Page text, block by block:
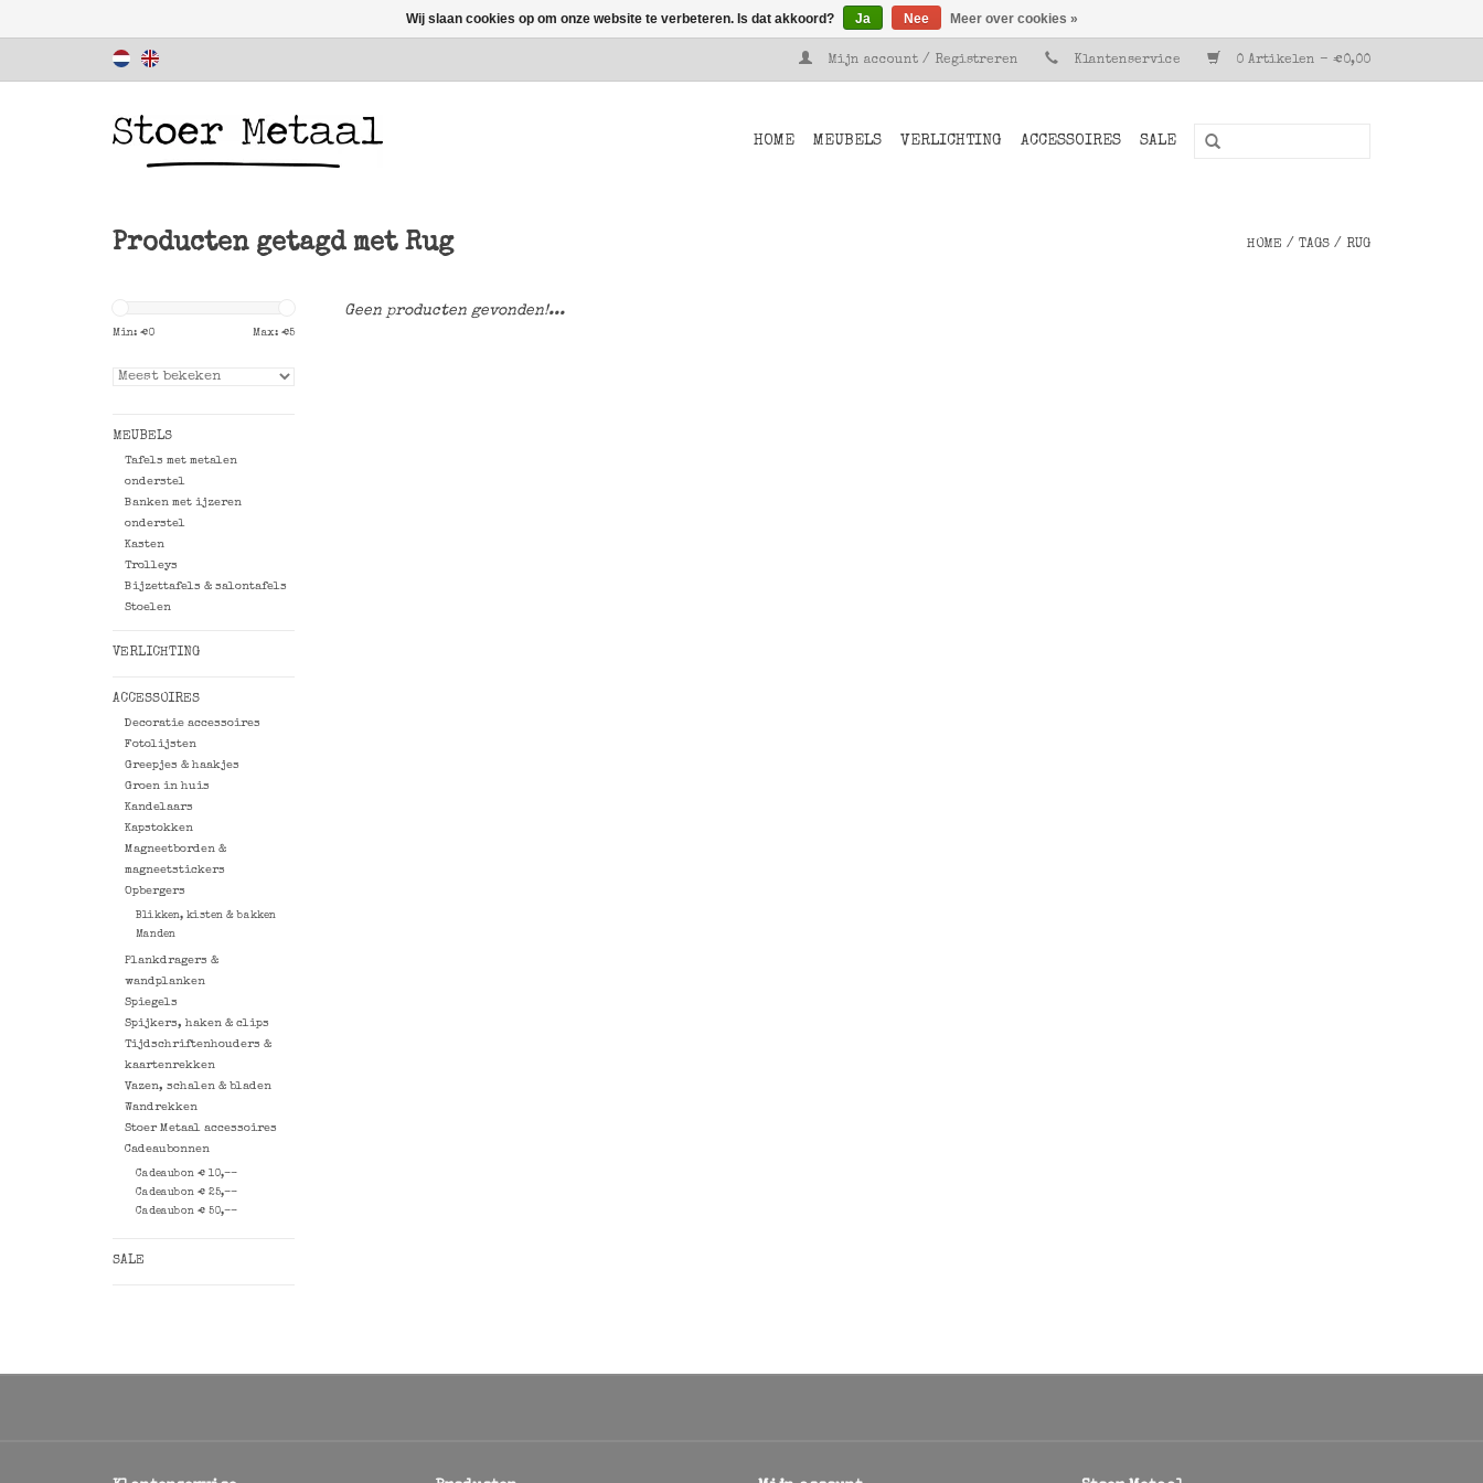
Mijn account / Registreren Klantenservice 0 Artikelen - €0,00
HOME MEUBELS VERLICHTING ACCESSOIRES SALE
Producten getagd met Rug HOME / TAGS / RUG
Min: €0 Max: €5
MEUBELS
Tafels met metalen
onderstel
Banken met ijzeren
onderstel
Kasten
Trolleys
Bijzettafels & salontafels
Stoelen
VERLICHTING
ACCESSOIRES
Decoratie accessoires
Fotolijsten
Greepjes & haakjes
Groen in huis
Kandelaars
Kapstokken
Magneetborden &
magneetstickers
Opbergers
Blikken, kisten & bakken
Manden
Plankdragers &
wandplanken
Spiegels
Spijkers, haken & clips
Tijdschriftenhouders &
kaartenrekken
Vazen, schalen & bladen
Wandrekken
Stoer Metaal accessoires
Cadeaubonnen
Cadeaubon € 10,--
Cadeaubon € 25,--
Cadeaubon € 50,--
SALE
Geen producten gevonden!...
Wij slaan cookies op om onze website te verbeteren. Is dat akkoord? Ja Nee Meer over cookies »